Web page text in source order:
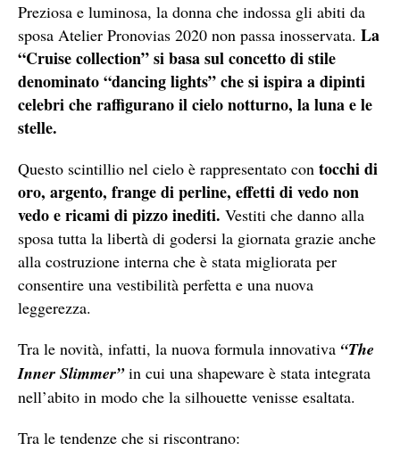
Preziosa e luminosa, la donna che indossa gli abiti da
sposa Atelier Pronovias 2020 non passa inosservata. La
“Cruise collection” si basa sul concetto di stile
denominato “dancing lights” che si ispira a dipinti
celebri che raffigurano il cielo notturno, la luna e le
stelle.
Questo scintillio nel cielo è rappresentato con tocchi di
oro, argento, frange di perline, effetti di vedo non
vedo e ricami di pizzo inediti. Vestiti che danno alla
sposa tutta la libertà di godersi la giornata grazie anche
alla costruzione interna che è stata migliorata per
consentire una vestibilità perfetta e una nuova
leggerezza.
Tra le novità, infatti, la nuova formula innovativa “The
Inner Slimmer”in cui una shapeware è stata integrata
nell’abito in modo che la silhouette venisse esaltata.
Tra le tendenze che si riscontrano: